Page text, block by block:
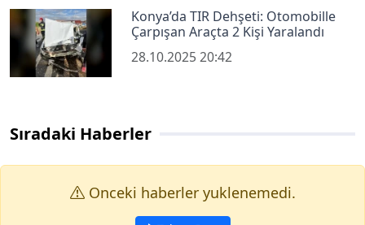
Konya’da TIR Dehşeti: Otomobille
Çarpışan Araçta 2 Kişi Yaralandı
28.10.2025 20:42
Sıradaki Haberler
Onceki haberler yuklenemedi.